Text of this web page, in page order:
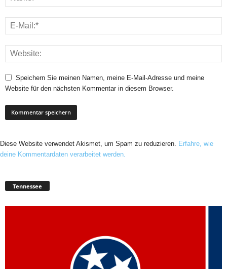
Speichern Sie meinen Namen, meine E-Mail-Adresse und meine
Website für den nächsten Kommentar in diesem Browser.
Diese Website verwendet Akismet, um Spam zu reduzieren.
Erfahre, wie
deine Kommentardaten verarbeitet werden.
Tennessee